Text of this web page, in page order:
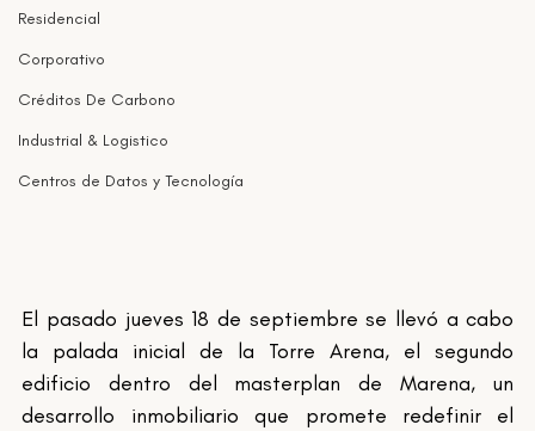
Residencial
Corporativo
Créditos De Carbono
Industrial & Logistico
Centros de Datos y Tecnología
El pasado jueves 18 de septiembre se llevó a cabo
la palada inicial de la Torre Arena, el segundo
edificio dentro del masterplan de Marena, un
desarrollo inmobiliario que promete redefinir el